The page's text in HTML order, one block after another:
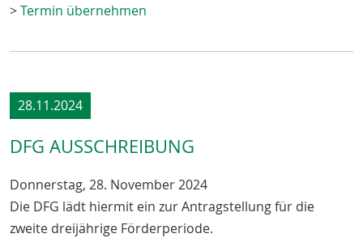
>Termin übernehmen
28.11.2024
DFG AUSSCHREIBUNG
Donnerstag, 28. November 2024
Die DFG lädt hiermit ein zur Antragstellung für die
zweite dreijährige Förderperiode.